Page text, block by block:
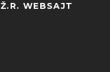
Ž.R. WEBSAJT